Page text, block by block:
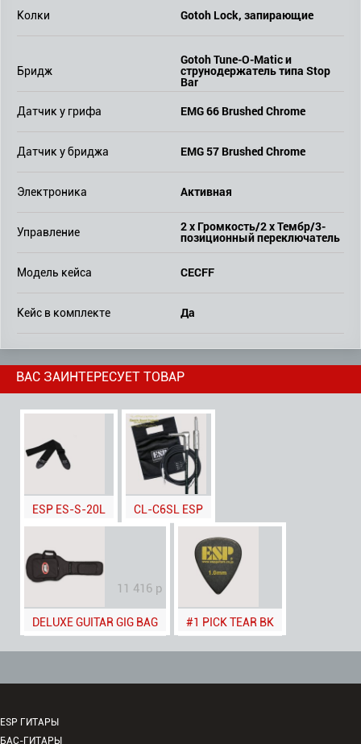
Колки Gotoh Lock, запирающие
Бридж
Gotoh Tune-O-Matic и
струнодержатель типа Stop
Bar
Датчик у грифа EMG 66 Brushed Chrome
Датчик у бриджа EMG 57 Brushed Chrome
Электроника Активная
Управление 2 х Громкость/2 х Тембр/3-
позиционный переключатель
Модель кейса CECFF
Кейс в комплекте Да
ВАС ЗАИНТЕРЕСУЕТ ТОВАР
ESP ES-S-20L CL-C6SL ESP
11 416 р
DELUXE GUITAR GIG BAG #1 PICK TEAR BK
ESP ГИТАРЫ
БАС-ГИТАРЫ